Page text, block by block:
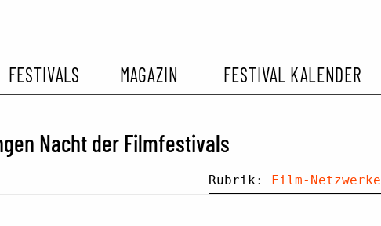
FESTIVALS
ARCHIV EHEMALIGER FILMFESTIVALS
MAGAZIN
FESTIVALBERICHTE
FESTIVAL KALENDER
Nacht der Filmfestivals
Rubrik: Film-Netzwerke